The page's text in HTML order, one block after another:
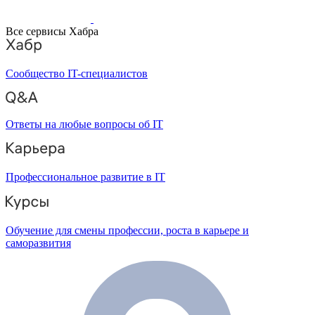
Все сервисы Хабра
Сообщество IT-специалистов
Ответы на любые вопросы об IT
Профессиональное развитие в IT
Обучение для смены профессии, роста в карьере и
саморазвития